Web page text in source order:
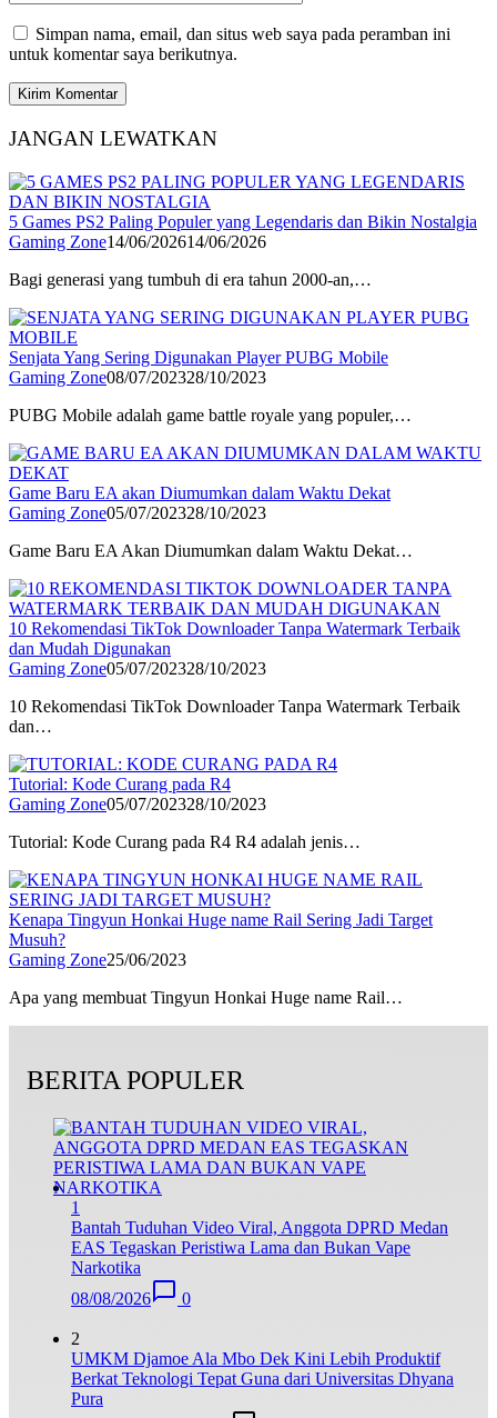
Simpan nama, email, dan situs web saya pada peramban ini
untuk komentar saya berikutnya.
JANGAN LEWATKAN
5 Games PS2 Paling Populer yang Legendaris dan Bikin Nostalgia
Gaming Zone14/06/202614/06/2026
Bagi generasi yang tumbuh di era tahun 2000-an,…
Senjata Yang Sering Digunakan Player PUBG Mobile
Gaming Zone08/07/202328/10/2023
PUBG Mobile adalah game battle royale yang populer,…
Game Baru EA akan Diumumkan dalam Waktu Dekat
Gaming Zone05/07/202328/10/2023
Game Baru EA Akan Diumumkan dalam Waktu Dekat…
10 Rekomendasi TikTok Downloader Tanpa Watermark Terbaik
dan Mudah Digunakan
Gaming Zone05/07/202328/10/2023
10 Rekomendasi TikTok Downloader Tanpa Watermark Terbaik
dan…
Tutorial: Kode Curang pada R4
Gaming Zone05/07/202328/10/2023
Tutorial: Kode Curang pada R4 R4 adalah jenis…
Kenapa Tingyun Honkai Huge name Rail Sering Jadi Target
Musuh?
Gaming Zone25/06/2023
Apa yang membuat Tingyun Honkai Huge name Rail…
BERITA POPULER
1
Bantah Tuduhan Video Viral, Anggota DPRD Medan
EAS Tegaskan Peristiwa Lama dan Bukan Vape
Narkotika
08/08/2026
0
2
UMKM Djamoe Ala Mbo Dek Kini Lebih Produktif
Berkat Teknologi Tepat Guna dari Universitas Dhyana
Pura